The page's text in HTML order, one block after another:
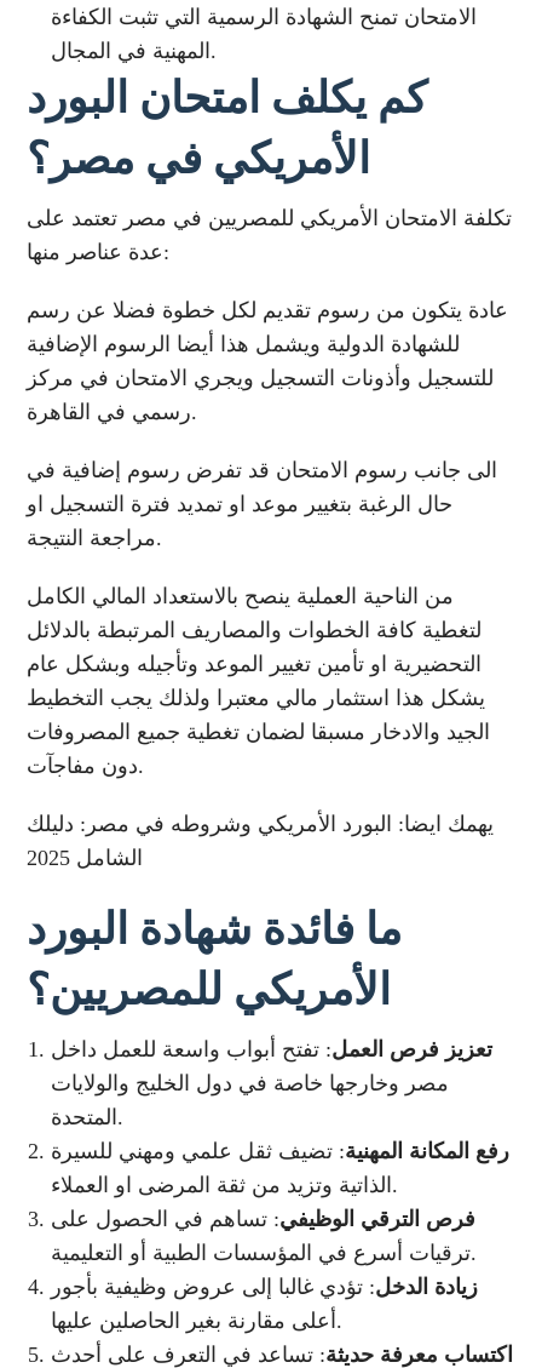
الامتحان تمنح الشهادة الرسمية التي تثبت الكفاءة
المهنية في المجال.
كم يكلف امتحان البورد
الأمريكي في مصر؟
تكلفة الامتحان الأمريكي للمصريين في مصر تعتمد على
عدة عناصر منها:
عادة يتكون من رسوم تقديم لكل خطوة فضلا عن رسم
للشهادة الدولية ويشمل هذا أيضا الرسوم الإضافية
للتسجيل وأذونات التسجيل ويجري الامتحان في مركز
رسمي في القاهرة.
الى جانب رسوم الامتحان قد تفرض رسوم إضافية في
حال الرغبة بتغيير موعد او تمديد فترة التسجيل او
مراجعة النتيجة.
من الناحية العملية ينصح بالاستعداد المالي الكامل
لتغطية كافة الخطوات والمصاريف المرتبطة بالدلائل
التحضيرية او تأمين تغيير الموعد وتأجيله وبشكل عام
يشكل هذا استثمار مالي معتبرا ولذلك يجب التخطيط
الجيد والادخار مسبقا لضمان تغطية جميع المصروفات
دون مفاجآت.
يهمك ايضا: البورد الأمريكي وشروطه في مصر: دليلك
الشامل 2025
ما فائدة شهادة البورد
الأمريكي للمصريين؟
تعزيز فرص العمل: تفتح أبواب واسعة للعمل داخل
مصر وخارجها خاصة في دول الخليج والولايات
المتحدة.
رفع المكانة المهنية: تضيف ثقل علمي ومهني للسيرة
الذاتية وتزيد من ثقة المرضى او العملاء.
فرص الترقي الوظيفي: تساهم في الحصول على
ترقيات أسرع في المؤسسات الطبية أو التعليمية.
زيادة الدخل: تؤدي غالبا إلى عروض وظيفية بأجور
أعلى مقارنة بغير الحاصلين عليها.
اكتساب معرفة حديثة: تساعد في التعرف على أحدث